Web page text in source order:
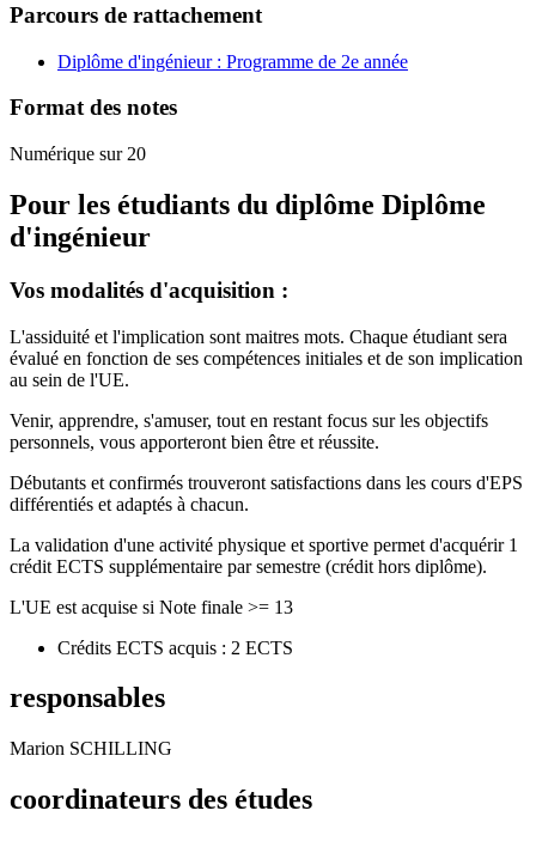
Parcours de rattachement
Diplôme d'ingénieur : Programme de 2e année
Format des notes
Numérique sur 20
Pour les étudiants du diplôme Diplôme
d'ingénieur
Vos modalités d'acquisition :
L'assiduité et l'implication sont maitres mots. Chaque étudiant sera
évalué en fonction de ses compétences initiales et de son implication
au sein de l'UE.
Venir, apprendre, s'amuser, tout en restant focus sur les objectifs
personnels, vous apporteront bien être et réussite.
Débutants et confirmés trouveront satisfactions dans les cours d'EPS
différentiés et adaptés à chacun.
La validation d'une activité physique et sportive permet d'acquérir 1
crédit ECTS supplémentaire par semestre (crédit hors diplôme).
L'UE est acquise si Note finale >= 13
Crédits ECTS acquis : 2 ECTS
responsables
Marion SCHILLING
coordinateurs des études